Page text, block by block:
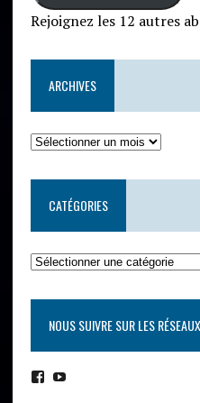
Rejoignez les 12 autres
ARCHIVES
CATÉGORIES
NOUS SUIVRE SUR LES